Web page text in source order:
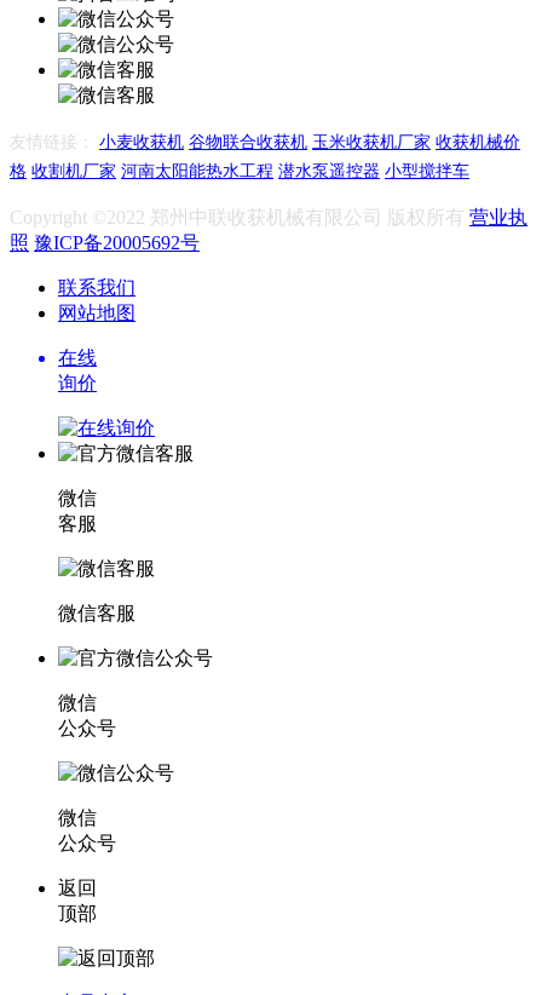
友情链接： 小麦收获机 谷物联合收获机 玉米收获机厂家 收获机械价
格 收割机厂家 河南太阳能热水工程 潜水泵遥控器 小型搅拌车
Copyright ©2022 郑州中联收获机械有限公司 版权所有 营业执
照 豫ICP备20005692号
联系我们
网站地图
在线
询价
微信
客服
微信客服
微信
公众号
微信
公众号
返回
顶部